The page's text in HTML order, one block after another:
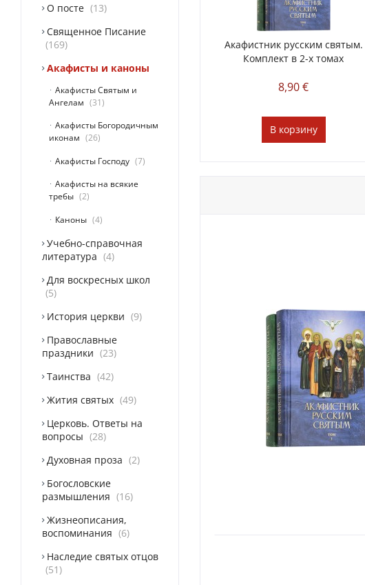
О посте
13
Священное Писание
169
Акафисты и каноны
Акафисты Святым и
Ангелам
31
Акафисты Богородичным
иконам
26
Акафисты Господу
7
Акафисты на всякие
требы
2
Каноны
4
Учебно-справочная
литература
4
Для воскресных школ
5
История церкви
9
Православные
праздники
23
Таинства
42
Жития святых
49
Церковь. Ответы на
вопросы
28
Духовная проза
2
Богословские
размышления
16
Жизнеописания,
воспоминания
6
Наследие святых отцов
51
Акафистник русским святым.
Комплект в 2-х томах
8,90 €
В корзину